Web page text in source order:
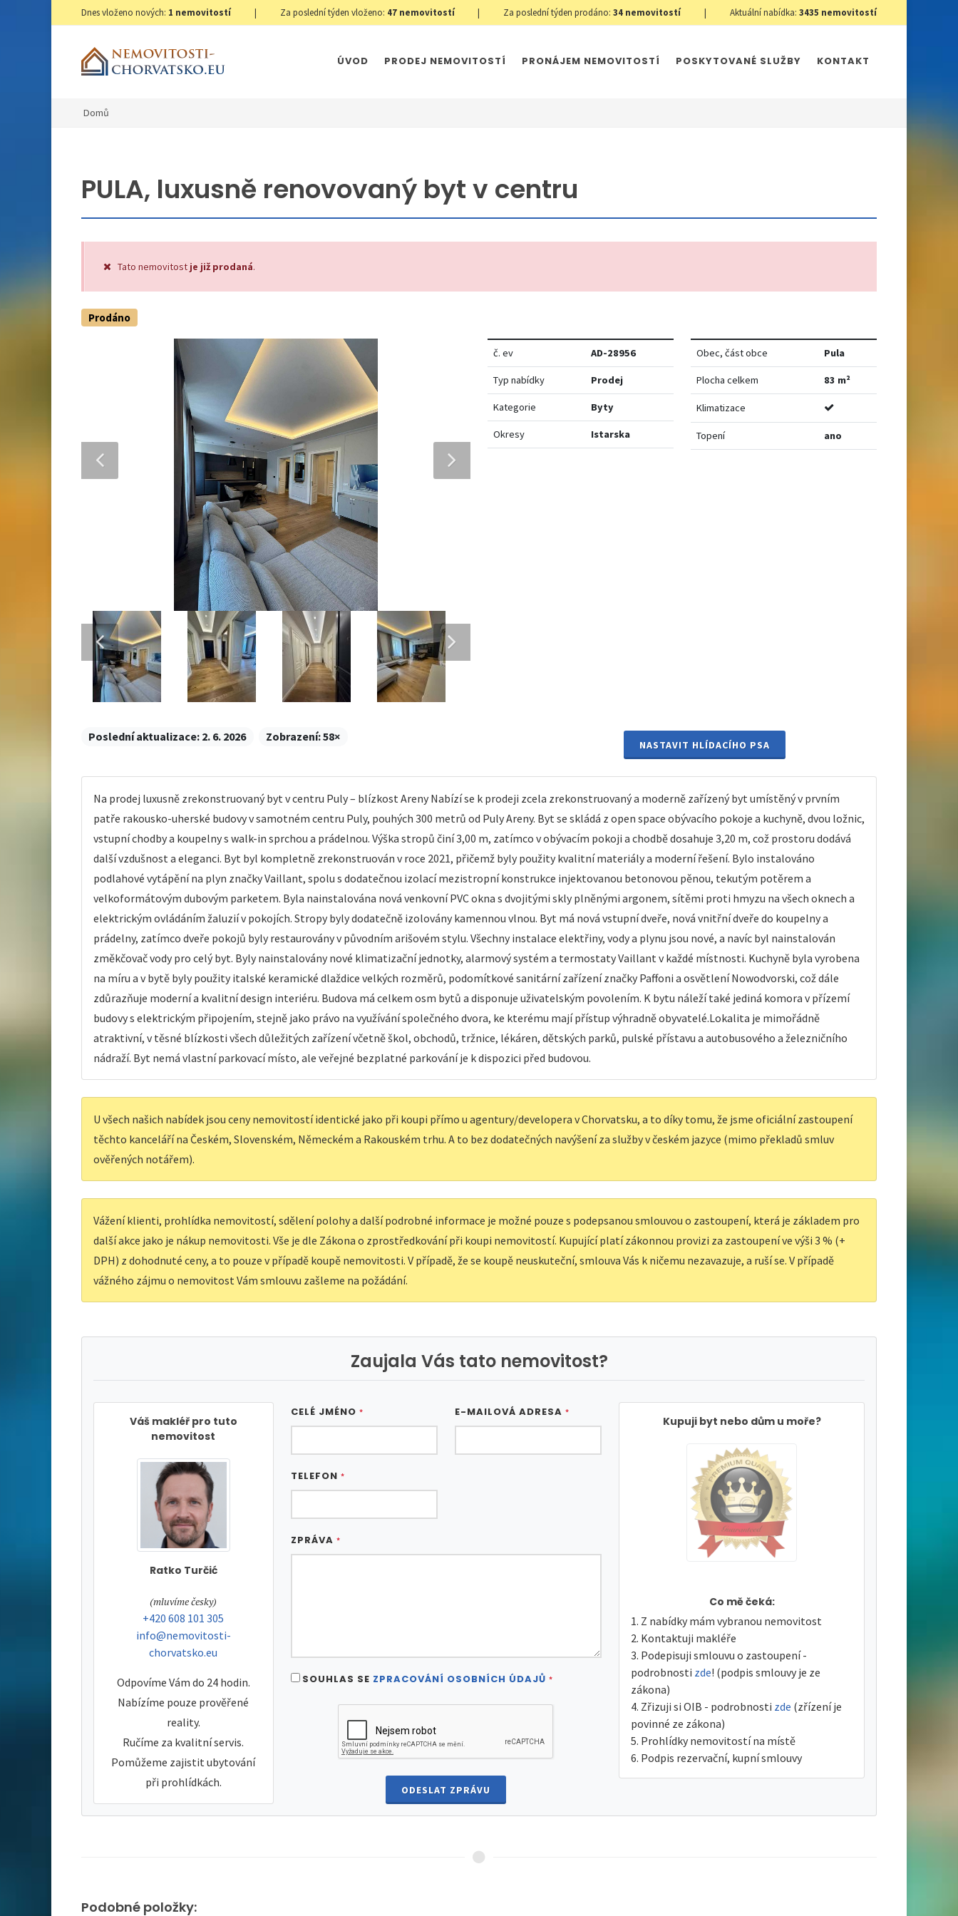
Dnes vloženo nových: 1 nemovitostí | Za poslední týden vloženo: 47 nemovitostí | Za poslední týden prodáno:34 nemovitostí | Aktuální nabídka: 3435 nemovitostí
ÚVOD PRODEJ NEMOVITOSTÍ PRONÁJEM NEMOVITOSTÍ POSKYTOVANÉ SLUŽBY KONTAKT
Domů
PULA, luxusně renovovaný byt v centru
Tato nemovitost je již prodaná.
Prodáno
č. ev AD-28956
Typ nabídky Prodej
Kategorie Byty
Okresy Istarska
Obec, část obce Pula
Plocha celkem 83 m²
Klimatizace
Topení ano
Poslední aktualizace: 2. 6. 2026 Zobrazení:58×
NASTAVIT HLÍDACÍHO PSA
Na prodej luxusně zrekonstruovaný byt v centru Puly – blízkost Areny Nabízí se k prodeji zcela zrekonstruovaný a moderně zařízený byt umístěný v prvním
patře rakousko-uherské budovy v samotném centru Puly, pouhých 300 metrů od Puly Areny. Byt se skládá z open space obývacího pokoje a kuchyně, dvou ložnic,
vstupní chodby a koupelny s walk-in sprchou a prádelnou. Výška stropů činí 3,00 m, zatímco v obývacím pokoji a chodbě dosahuje 3,20 m, což prostoru dodává
další vzdušnost a eleganci. Byt byl kompletně zrekonstruován v roce 2021, přičemž byly použity kvalitní materiály a moderní řešení. Bylo instalováno
podlahové vytápění na plyn značky Vaillant, spolu s dodatečnou izolací mezistropní konstrukce injektovanou betonovou pěnou, tekutým potěrem a
velkoformátovým dubovým parketem. Byla nainstalována nová venkovní PVC okna s dvojitými skly plněnými argonem, sítěmi proti hmyzu na všech oknech a
elektrickým ovládáním žaluzií v pokojích. Stropy byly dodatečně izolovány kamennou vlnou. Byt má nová vstupní dveře, nová vnitřní dveře do koupelny a
prádelny, zatímco dveře pokojů byly restaurovány v původním arišovém stylu. Všechny instalace elektřiny, vody a plynu jsou nové, a navíc byl nainstalován
změkčovač vody pro celý byt. Byly nainstalovány nové klimatizační jednotky, alarmový systém a termostaty Vaillant v každé místnosti. Kuchyně byla vyrobena
na míru a v bytě byly použity italské keramické dlaždice velkých rozměrů, podomítkové sanitární zařízení značky Paffoni a osvětlení Nowodvorski, což dále
zdůrazňuje moderní a kvalitní design interiéru. Budova má celkem osm bytů a disponuje uživatelským povolením. K bytu náleží také jediná komora v přízemí
budovy s elektrickým připojením, stejně jako právo na využívání společného dvora, ke kterému mají přístup výhradně obyvatelé.Lokalita je mimořádně
atraktivní, v těsné blízkosti všech důležitých zařízení včetně škol, obchodů, tržnice, lékáren, dětských parků, pulské přístavu a autobusového a železničního
nádraží. Byt nemá vlastní parkovací místo, ale veřejné bezplatné parkování je k dispozici před budovou.
U všech našich nabídek jsou ceny nemovitostí identické jako při koupi přímo u agentury/developera v Chorvatsku, a to díky tomu, že jsme oficiální zastoupení
těchto kanceláří na Českém, Slovenském, Německém a Rakouském trhu. A to bez dodatečných navýšení za služby v českém jazyce (mimo překladů smluv
ověřených notářem).
Vážení klienti, prohlídka nemovitostí, sdělení polohy a další podrobné informace je možné pouze s podepsanou smlouvou o zastoupení, která je základem pro
další akce jako je nákup nemovitosti. Vše je dle Zákona o zprostředkování při koupi nemovitostí. Kupující platí zákonnou provizi za zastoupení ve výši 3 % (+
DPH) z dohodnuté ceny, a to pouze v případě koupě nemovitosti. V případě, že se koupě neuskuteční, smlouva Vás k ničemu nezavazuje, a ruší se. V případě
vážného zájmu o nemovitost Vám smlouvu zašleme na požádání.
Zaujala Vás tato nemovitost?
Váš makléř pro tuto
nemovitost
Ratko Turčić
tel:
(mluvíme česky)
tel:
+420 608 101 305
e-mail:
info@nemovitosti-
chorvatsko.eu
Odpovíme Vám do 24 hodin.
Nabízíme pouze prověřené
reality.
Ručíme za kvalitní servis.
Pomůžeme zajistit ubytování
při prohlídkách.
CELÉ JMÉNO * E-MAILOVÁ ADRESA *
TELEFON *
ZPRÁVA *
SOUHLAS SE ZPRACOVÁNÍ OSOBNÍCH ÚDAJŮ *
ODESLAT ZPRÁVU
Kupuji byt nebo dům u moře?
Co mě čeká:
Z nabídky mám vybranou nemovitost
Kontaktuji makléře
Podepisuji smlouvu o zastoupení -
podrobnosti zde! (podpis smlouvy je ze
zákona)
Zřizuji si OIB - podrobnosti zde (zřízení je
povinné ze zákona)
Prohlídky nemovitostí na místě
Podpis rezervační, kupní smlouvy
Podobné položky: